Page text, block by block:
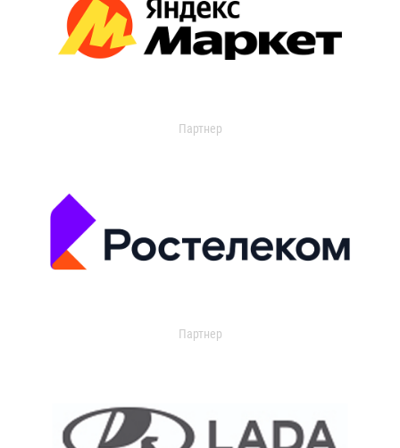
Партнер
Партнер